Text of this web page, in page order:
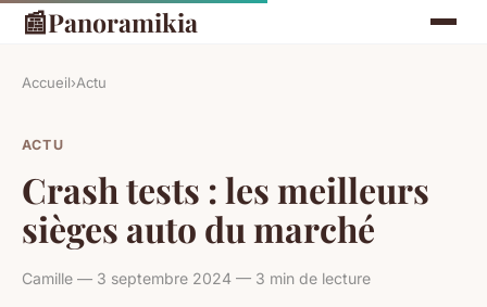
📰Panoramikia
Accueil›Actu
ACTU
Crash tests : les meilleurs
sièges auto du marché
Camille — 3 septembre 2024 — 3 min de lecture